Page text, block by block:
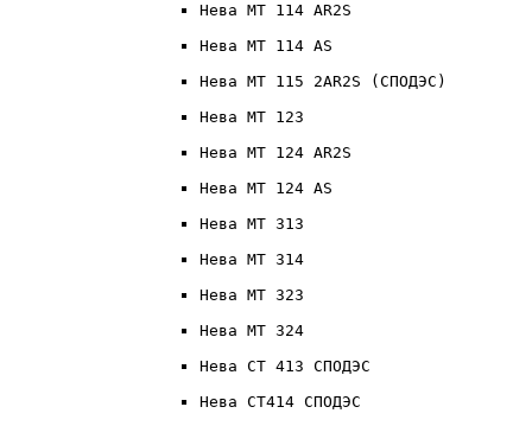
Нева МТ 114 AR2S
Нева МТ 114 AS
Нева МТ 115 2AR2S (СПОДЭС)
Нева МТ 123
Нева МТ 124 AR2S
Нева МТ 124 AS
Нева МТ 313
Нева МТ 314
Нева МТ 323
Нева МТ 324
Нева СТ 413 СПОДЭС
Нева СТ414 СПОДЭС